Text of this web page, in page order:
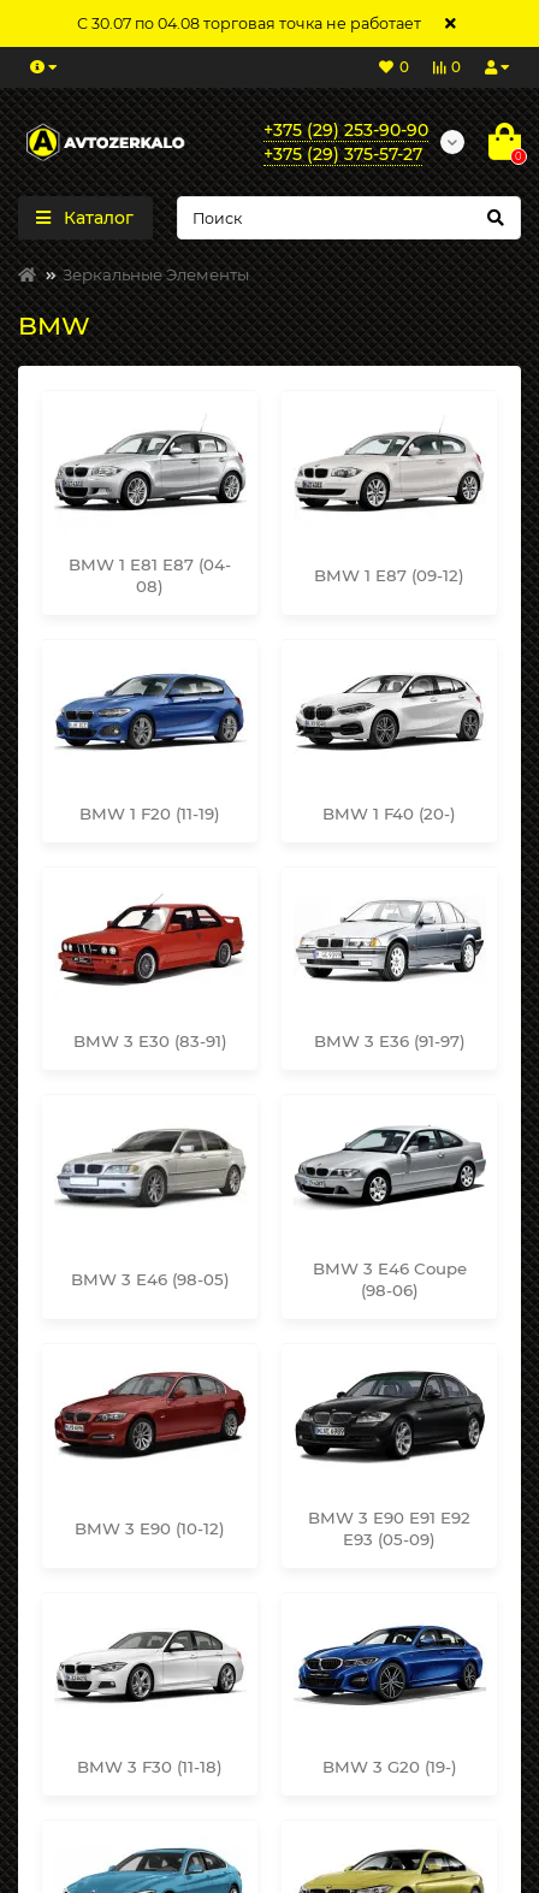
С 30.07 по 04.08 торговая точка не работает
0
0
+375 (29) 253-90-90
+375 (29) 375-57-27
0
Каталог
Зеркальные Элементы
BMW
BMW 1 E81 E87 (04-
08)
BMW 1 E87 (09-12)
BMW 1 F20 (11-19) BMW 1 F40 (20-)
BMW 3 E30 (83-91) BMW 3 E36 (91-97)
BMW 3 E46 (98-05)
BMW 3 E46 Coupe
(98-06)
BMW 3 E90 (10-12)
BMW 3 E90 E91 E92
E93 (05-09)
BMW 3 F30 (11-18) BMW 3 G20 (19-)